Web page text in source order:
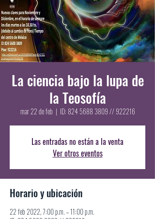
La ciencia bajo la lupa de
la Teosofía
mar 22 de feb
  |
ID: 824 5688 3809 // 922216
Las entradas no están a la venta
Ver otros eventos
Horario y ubicación
22 feb 2022, 7:00 p.m. – 11:00 p.m.